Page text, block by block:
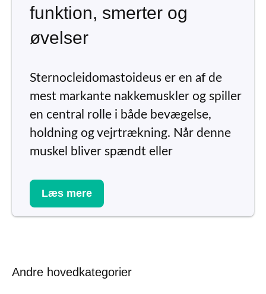
funktion, smerter og
øvelser
Sternocleidomastoideus er en af de
mest markante nakkemuskler og spiller
en central rolle i både bevægelse,
holdning og vejrtrækning. Når denne
muskel bliver spændt eller
Læs mere
Andre hovedkategorier